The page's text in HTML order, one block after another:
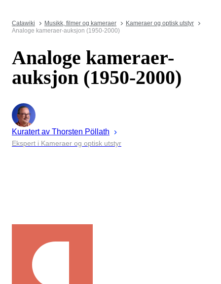
Catawiki Musikk, filmer og kameraer
Kameraer og optisk utstyr
Analoge kameraer-auksjon (1950-2000)
Analoge kameraer-
auksjon (1950-2000)
Kuratert av Thorsten Pöllath
Ekspert i Kameraer og optisk utstyr